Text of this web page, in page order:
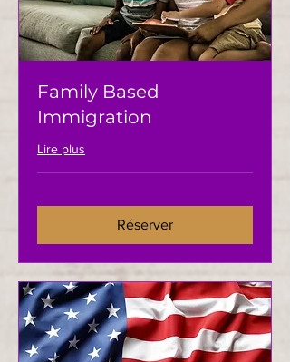
Family Based
Immigration
Lire plus
Réserver